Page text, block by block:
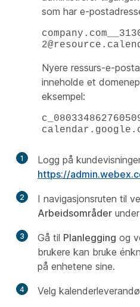
som har e-
Nyere ressurs-e-
inneholde et
eksempel:
1
Logg på
https://
2
I navigasjonsruten til
Arbeidsområder under
3 Gå til Planlegging og
brukere kan bruke
på enhetene sine.
4 Velg